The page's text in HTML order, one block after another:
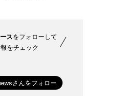
スをフォローして
をチェック